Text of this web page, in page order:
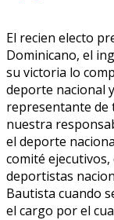
El recien electo
Dominicano, el
su victoria lo
deporte nacional
representante de
nuestra
el deporte
comité
deportistas
Bautista cuando
el cargo por el